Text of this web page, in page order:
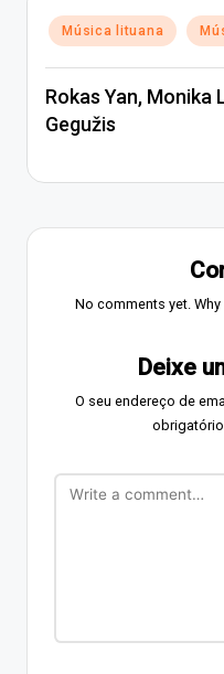
Posted
in
Música lituana
Rokas Yan, Monika
Gegužis
No comments yet.
Deixe
O seu endereço de